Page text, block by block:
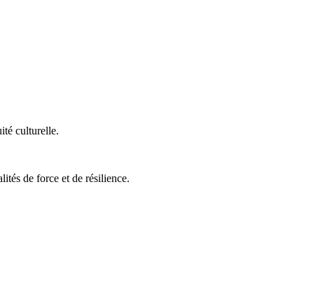
culturelle.
de force et de résilience.